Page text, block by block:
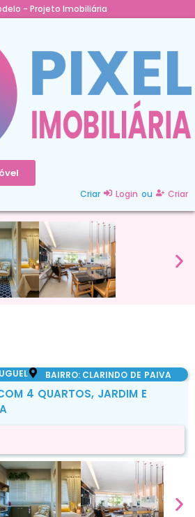
- Projeto Imobiliária
Criar Login ou Criar
BAIRRO: CLARINDO DE PAIVA
4 QUARTOS, JARDIM E